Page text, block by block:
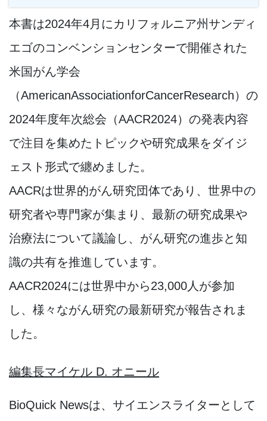
本書は2024年4月にカリフォルニア州サンディ
エゴのコンベンションセンターで開催された
米国がん学会
（AmericanAssociationforCancerResearch）の
2024年度年次総会（AACR2024）の発表内容
で注目を集めたトピックや研究成果をダイジ
ェスト形式で纏めました。
AACRは世界的がん研究団体であり、世界中の
研究者や専門家が集まり、最新の研究成果や
治療法について議論し、がん研究の進歩と知
識の共有を推進しています。
AACR2024には世界中から23,000人が参加
し、様々ながん研究の最新研究が報告されま
した。
編集長マイケル D. オニール
BioQuick Newsは、サイエンスライターとして